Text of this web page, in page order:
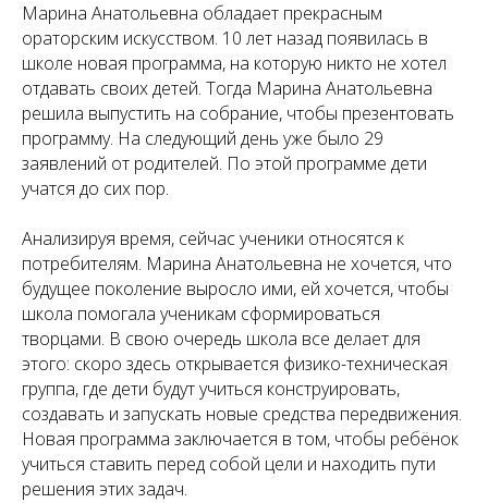
Марина Анатольевна обладает прекрасным
ораторским искусством. 10 лет назад появилась в
школе новая программа, на которую никто не хотел
отдавать своих детей. Тогда Марина Анатольевна
решила выпустить на собрание, чтобы презентовать
программу. На следующий день уже было 29
заявлений от родителей. По этой программе дети
учатся до сих пор.
Анализируя время, сейчас ученики относятся к
потребителям. Марина Анатольевна не хочется, что
будущее поколение выросло ими, ей хочется, чтобы
школа помогала ученикам сформироваться
творцами. В свою очередь школа все делает для
этого: скоро здесь открывается физико-техническая
группа, где дети будут учиться конструировать,
создавать и запускать новые средства передвижения.
Новая программа заключается в том, чтобы ребёнок
учиться ставить перед собой цели и находить пути
решения этих задач.